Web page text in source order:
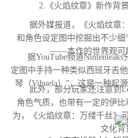
2.《火焰纹章》新作背景
据外媒报道，《火焰纹章：
和角色设定图中挖掘出不少细
——本作的世界观可
据YouTube频道Nintenleaks
定图中手持一种类似西班牙吉
琴（Vihuela）”，这是一种起
此外，部分玩家还注意到
角色气质，也带有一定的伊比
为，《火焰纹章：万缕千丝》
文化背